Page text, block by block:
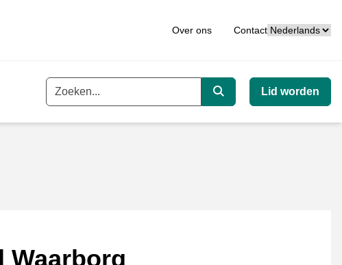
Over ons ContactTaal
Trefwoord
Zoeken
Lid worden
Waarborg